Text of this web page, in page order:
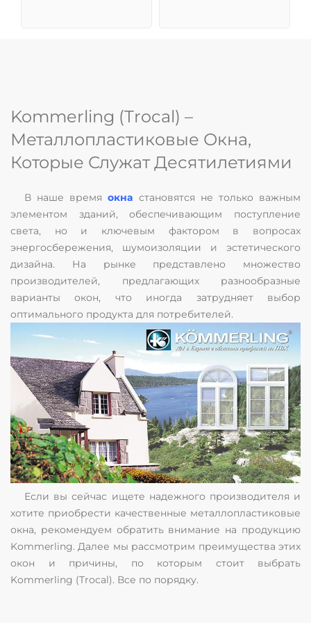
Kommerling (Trocal) –
Металлопластиковые Окна,
Которые Служат Десятилетиями
В наше времяокна становятся не только важным
элементом зданий, обеспечивающим поступление
света, но и ключевым фактором в вопросах
энергосбережения, шумоизоляции и эстетического
дизайна. На рынке представлено множество
производителей, предлагающих разнообразные
варианты окон, что иногда затрудняет выбор
оптимального продукта для потребителей.
Если вы сейчас ищете надежного производителя и
хотите приобрести качественные металлопластиковые
окна, рекомендуем обратить внимание на продукцию
Kommerling. Далее мы рассмотрим преимущества этих
окон и причины, по которым стоит выбрать
Kommerling (Trocal). Все по порядку.